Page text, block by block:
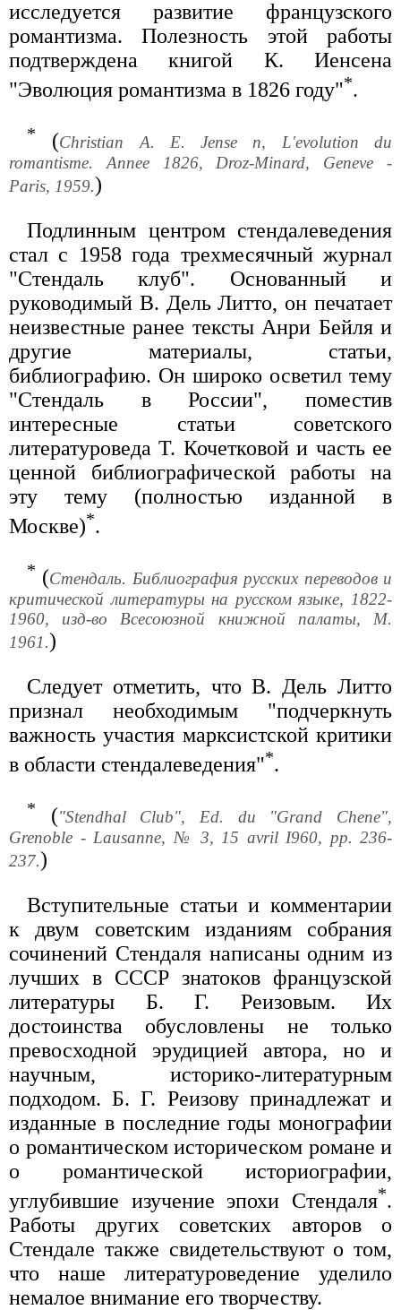
исследуется развитие французского
романтизма. Полезность этой работы
подтверждена книгой К. Иенсена
"Эволюция романтизма в 1826 году"*.
* (Christian A. E. Jense n, L'evolution du
romantisme. Annee 1826, Droz-Minard, Geneve -
Paris, 1959.)
Подлинным центром стендалеведения
стал с 1958 года трехмесячный журнал
"Стендаль клуб". Основанный и
руководимый В. Дель Литто, он печатает
неизвестные ранее тексты Анри Бейля и
другие материалы, статьи,
библиографию. Он широко осветил тему
"Стендаль в России", поместив
интересные статьи советского
литературоведа Т. Кочетковой и часть ее
ценной библиографической работы на
эту тему (полностью изданной в
Москве)*.
* (Стендаль. Библиография русских переводов и
критической литературы на русском языке, 1822-
1960, изд-во Всесоюзной книжной палаты, М.
1961.)
Следует отметить, что В. Дель Литто
признал необходимым "подчеркнуть
важность участия марксистской критики
в области стендалеведения"*.
* ("Stendhal Club", Ed. du "Grand Chene",
Grenoble - Lausanne, № 3, 15 avril I960, pp. 236-
237.)
Вступительные статьи и комментарии
к двум советским изданиям собрания
сочинений Стендаля написаны одним из
лучших в СССР знатоков французской
литературы Б. Г. Реизовым. Их
достоинства обусловлены не только
превосходной эрудицией автора, но и
научным, историко-литературным
подходом. Б. Г. Реизову принадлежат и
изданные в последние годы монографии
о романтическом историческом романе и
о романтической историографии,
углубившие изучение эпохи Стендаля*.
Работы других советских авторов о
Стендале также свидетельствуют о том,
что наше литературоведение уделило
немалое внимание его творчеству.